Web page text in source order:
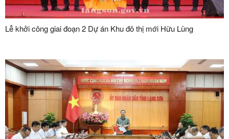
Lễ khởi công giai đoạn 2 Dự án Khu đô thị mới Hữu Lũng